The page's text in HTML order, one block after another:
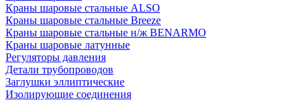
Краны шаровые стальные ALSO
Краны шаровые стальные Breeze
Краны шаровые стальные н/ж BENARMO
Краны шаровые латунные
Регуляторы давления
Детали трубопроводов
Заглушки эллиптические
Изолирующие соединения